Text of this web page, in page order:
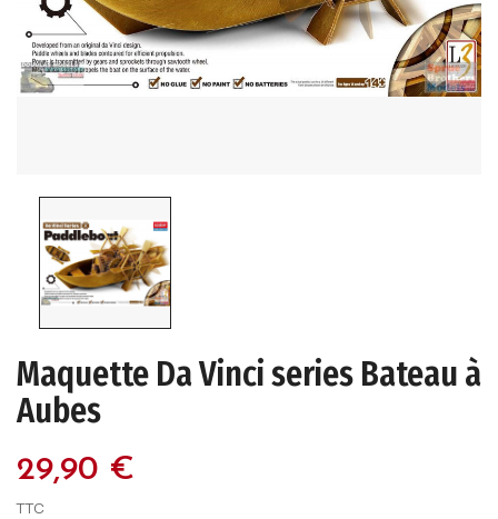
Maquette Da Vinci series Bateau à
Aubes
29,90 €
TTC